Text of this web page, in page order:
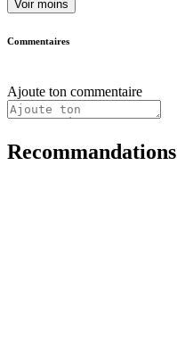
Voir moins
Commentaires
Ajoute ton commentaire
Recommandations